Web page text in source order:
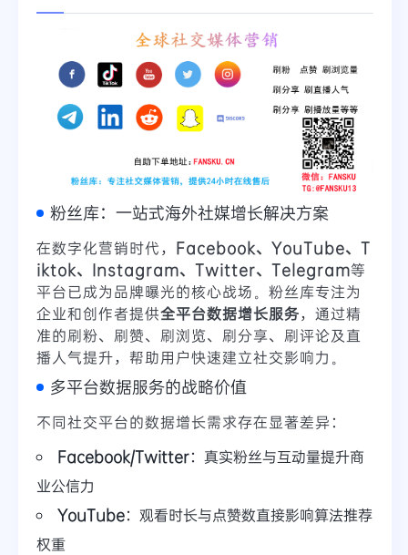
粉丝库：一站式海外社媒增长解决方案
在数字化营销时代， Facebook、YouTube、T
iktok、Instagram、Twitter、Telegram等
平台已成为品牌曝光的核心战场。粉丝库专注为
企业和创作者提供全平台数据增长服务，通过精
准的刷粉、刷赞、刷浏览、刷分享、刷评论及直
播人气提升，帮助用户快速建立社交影响力。
多平台数据服务的战略价值
不同社交平台的数据增长需求存在显著差异：
Facebook/Twitter：真实粉丝与互动量提升商
业公信力
YouTube：观看时长与点赞数直接影响算法推荐
权重